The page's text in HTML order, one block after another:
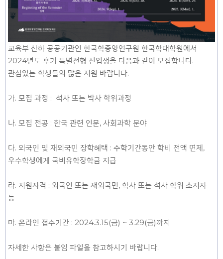
교육부 산하 공공기관인 한국학중앙연구원 한국학대학원에서
2024년도 후기 특별전형 신입생을 다음과 같이 모집합니다.
관심있는 학생들의 많은 지원 바랍니다.
가. 모집 과정 : 석사 또는 박사 학위과정
나. 모집 전공 : 한국 관련 인문, 사회과학 분야
다. 외국인 및 재외국민 장학혜택 : 수학기간동안 학비 전액 면제,
우수학생에게 국비유학장학금 지급
라. 지원자격 : 외국인 또는 재외국민, 학사 또는 석사 학위 소지자
등
마. 온라인 접수기간 : 2024.3.15(금) ~ 3.29(금)까지
자세한 사항은 붙임 파일을 참고하시기 바랍니다.